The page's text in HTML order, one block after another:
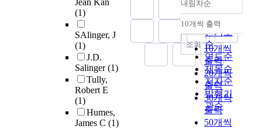
Jean Kan
(1)
SAlinger, J
(1)
J.D.
Salinger(1)
Tully,
Robert E
(1)
Humes,
James C (1)
정확도
순
인기도
순
연도순
제목순
저자순
발행기
관순
내림차순
내림차순
10개씩 출력
10개씩
출력
20개씩
출력
30개씩
출력
50개씩
조회